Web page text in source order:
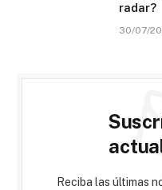
radar?
30/07/
Reciba las últimas